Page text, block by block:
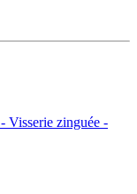
zinguée -